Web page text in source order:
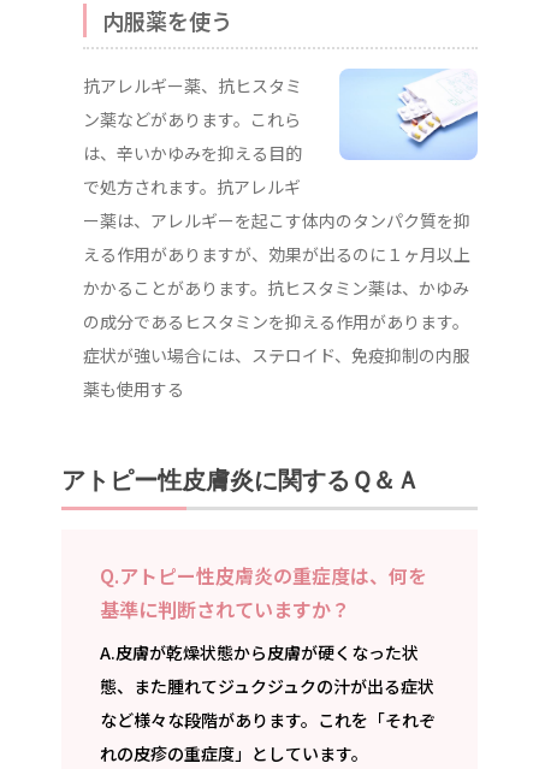
内服薬を使う
抗アレルギー薬、抗ヒスタミ
ン薬などがあります。これら
は、辛いかゆみを抑える目的
で処方されます。抗アレルギ
ー薬は、アレルギーを起こす体内のタンパク質を抑
える作用がありますが、効果が出るのに１ヶ月以上
かかることがあります。抗ヒスタミン薬は、かゆみ
の成分であるヒスタミンを抑える作用があります。
症状が強い場合には、ステロイド、免疫抑制の内服
薬も使用する
アトピー性皮膚炎に関するＱ＆Ａ
Q.アトピー性皮膚炎の重症度は、何を
基準に判断されていますか？
A.皮膚が乾燥状態から皮膚が硬くなった状
態、また腫れてジュクジュクの汁が出る症状
など様々な段階があります。これを「それぞ
れの皮疹の重症度」としています。